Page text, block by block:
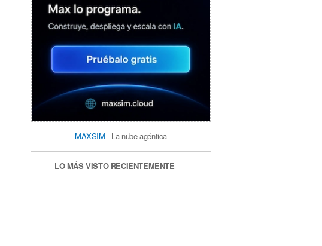
MAXSIM - La nube agéntica
LO MÁS VISTO RECIENTEMENTE